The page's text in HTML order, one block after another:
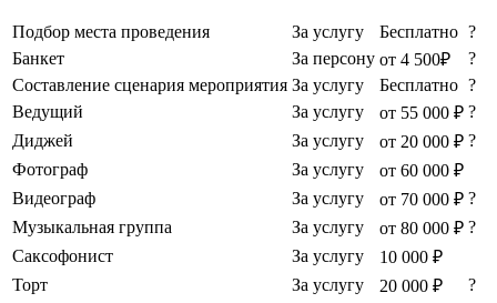
Подбор места проведения За услугу Бесплатно ?
Банкет
За персону от 4 500₽
?
Составление сценария мероприятия За услугу Бесплатно ?
Ведущий
За услугу от 55 000 ₽ ?
Диджей
За услугу от 20 000 ₽ ?
Фотограф
За услугу
от 60 000 ₽
Видеограф
За услугу от 70 000 ₽ ?
Музыкальная группа
За услугу от 80 000 ₽ ?
Саксофонист
За услугу
10 000 ₽
Торт
За услугу 20 000 ₽
?